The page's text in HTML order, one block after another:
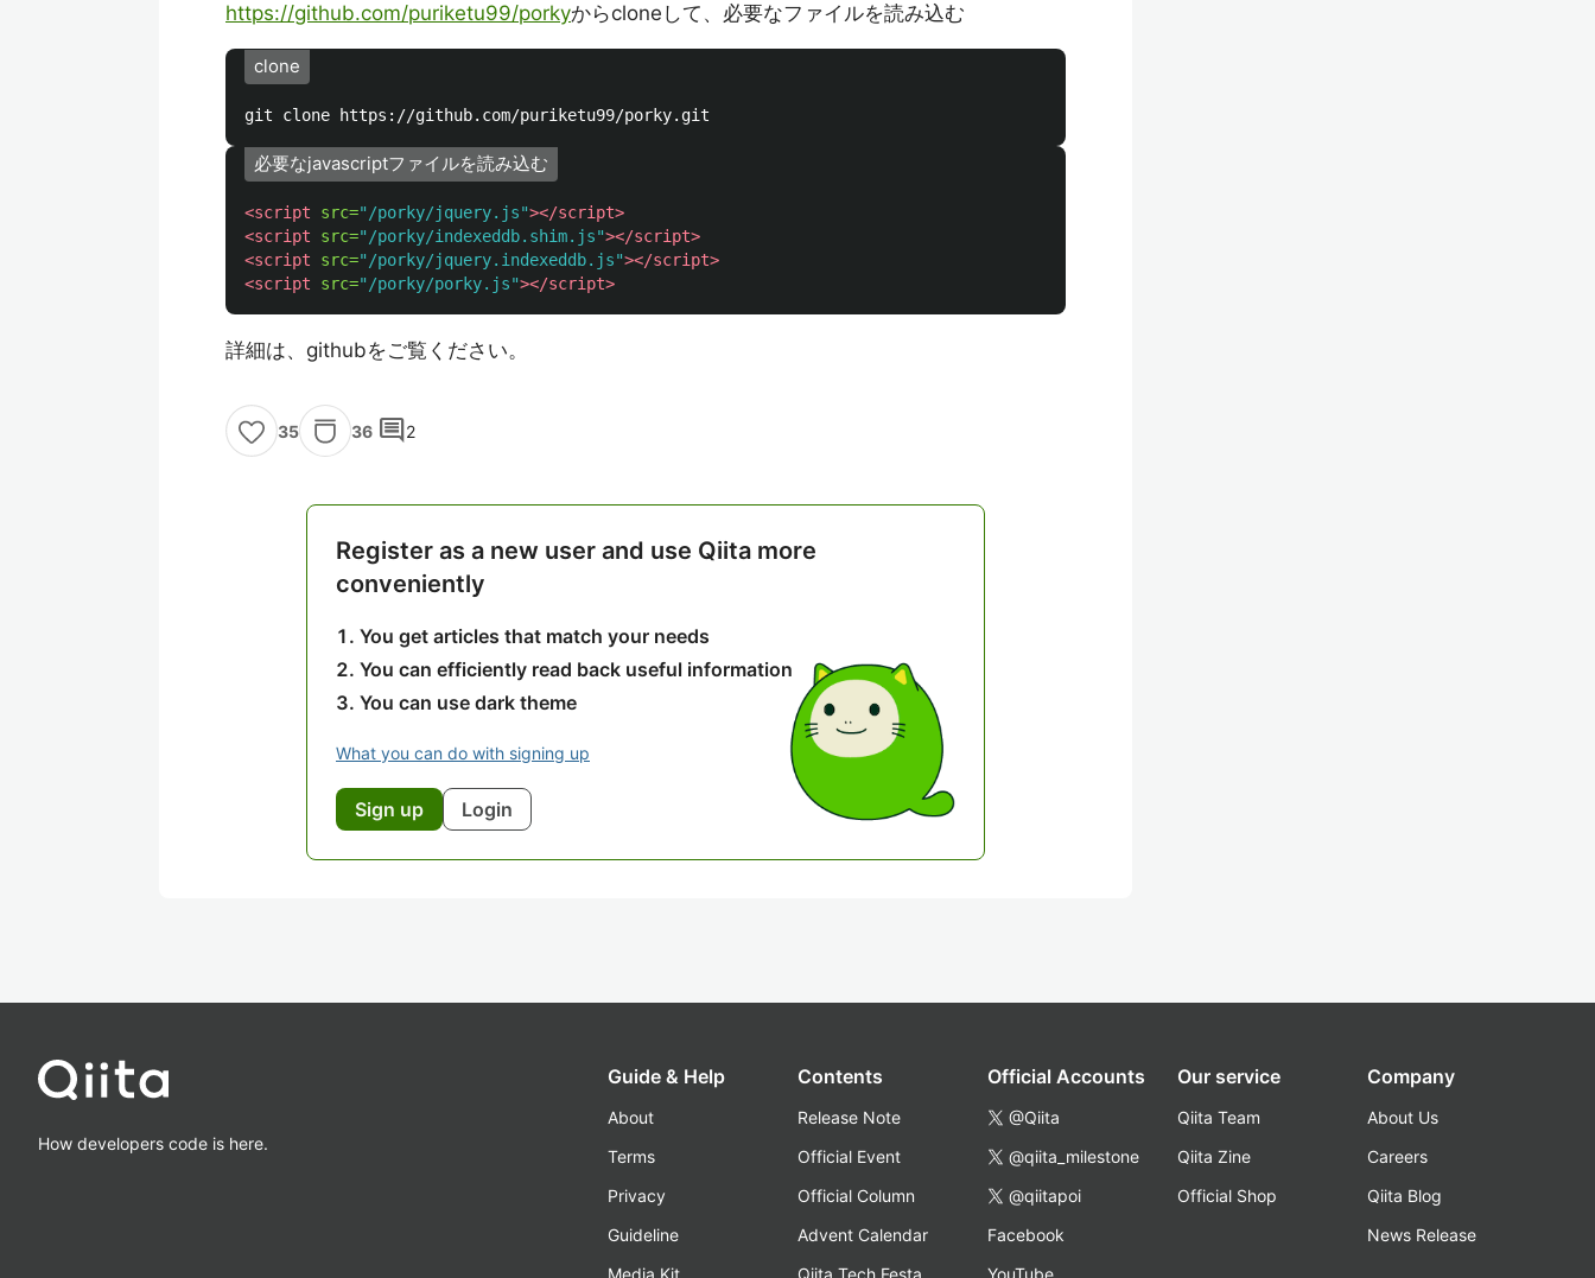
https://github.com/puriketu99/porkyからcloneして、必要なファイルを読み込む
clone
必要なjavascriptファイルを読み込む
<script src="/porky/jquery.js"></script>
<script src="/porky/indexeddb.shim.js"></script>
<script src="/porky/jquery.indexeddb.js"></script>
<script src="/porky/porky.js"></script>
詳細は、githubをご覧ください。
35 36 comment2
Register as a new user and use Qiita more
conveniently
You get articles that match your needs
You can efficiently read back useful information
You can use dark theme
What you can do with signing up
Sign up Login
How developers code is here.
Guide & Help
About
Terms
Privacy
Guideline
Media Kit
Contents
Release Note
Official Event
Official Column
Advent Calendar
Qiita Tech Festa
Official Accounts
@Qiita
@qiita_milestone
@qiitapoi
Facebook
YouTube
Our service
Qiita Team
Qiita Zine
Official Shop
Company
About Us
Careers
Qiita Blog
News Release